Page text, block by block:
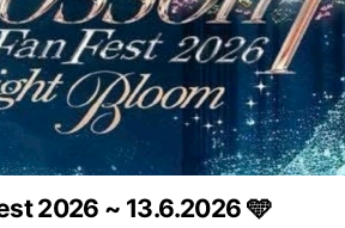
2026 ~ 13.6.2026 🩵